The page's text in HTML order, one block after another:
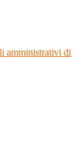
amministrativi di